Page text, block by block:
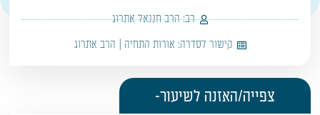
רב: הרב חננאל אתרוג
קישור לסדרה: אורות התחיה | הרב אתרוג
צפייה/האזנה לשיעור-